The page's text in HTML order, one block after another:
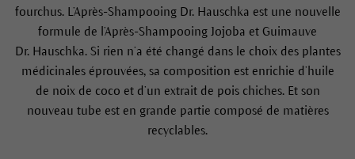
fourchus. L’Après-Shampooing Dr. Hauschka est une nouvelle
formule de l’Après-Shampooing Jojoba et Guimauve
Dr. Hauschka. Si rien n’a été changé dans le choix des plantes
médicinales éprouvées, sa composition est enrichie d’huile
de noix de coco et d’un extrait de pois chiches. Et son
nouveau tube est en grande partie composé de matières
recyclables.